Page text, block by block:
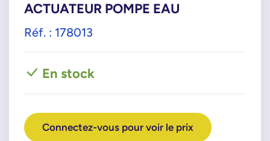
ACTUATEUR POMPE EAU
Réf. : 178013
En stock
Connectez-vous pour voir le prix